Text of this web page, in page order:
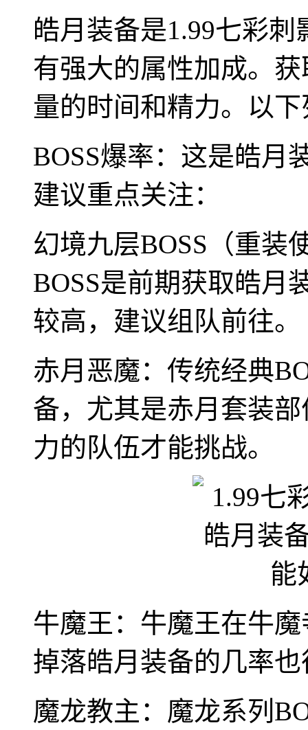
皓月装备是1.99七彩
有强大的属性加成。
量的时间和精力。以
BOSS爆率：这是皓月
建议重点关注：
幻境九层BOSS（重装
BOSS是前期获取皓月
较高，建议组队前往。
赤月恶魔：传统经典
备，尤其是赤月套装
力的队伍才能挑战。
牛魔王：牛魔王在牛
掉落皓月装备的几率
魔龙教主：魔龙系列